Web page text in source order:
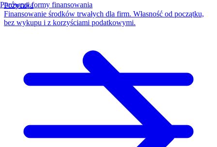
Pożyczka
Finansowanie środków trwałych dla firm. Własność od początku,
bez wykupu i z korzyściami podatkowymi.
Porównaj formy finansowania